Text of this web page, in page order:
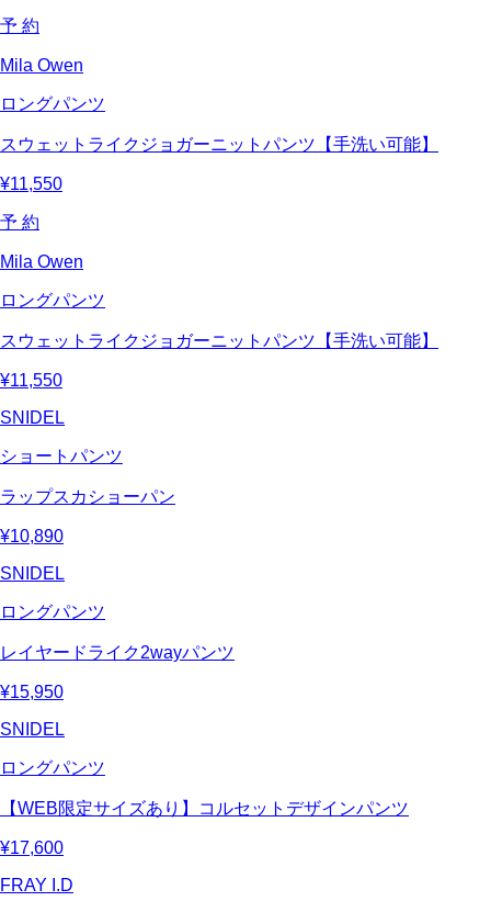
予 約
Mila Owen
ロングパンツ
スウェットライクジョガーニットパンツ【手洗い可能】
¥11,550
予 約
Mila Owen
ロングパンツ
スウェットライクジョガーニットパンツ【手洗い可能】
¥11,550
SNIDEL
ショートパンツ
ラップスカショーパン
¥10,890
SNIDEL
ロングパンツ
レイヤードライク2wayパンツ
¥15,950
SNIDEL
ロングパンツ
【WEB限定サイズあり】コルセットデザインパンツ
¥17,600
FRAY I.D